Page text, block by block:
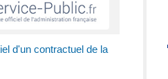
d'un contractuel de la